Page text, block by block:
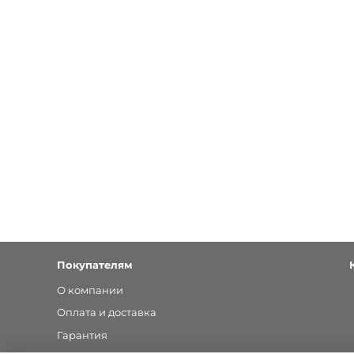
Покупателям
О компании
Оплата и доставка
Гарантия